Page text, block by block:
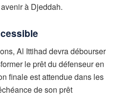
à Djeddah.
Al Ittihad devra débourser
le prêt du défenseur en
finale est attendue dans les
de son prêt